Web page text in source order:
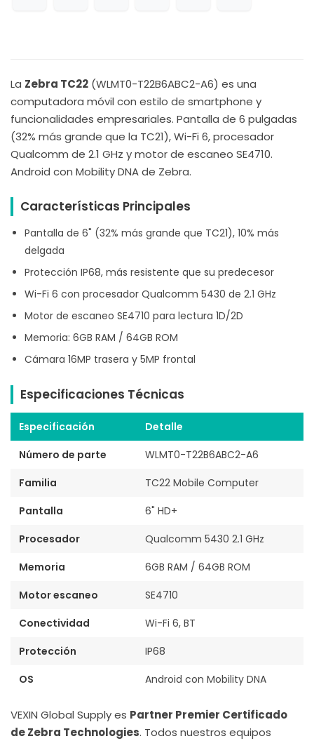
La Zebra TC22 (WLMT0-T22B6ABC2-A6) es una
computadora móvil con estilo de smartphone y
funcionalidades empresariales. Pantalla de 6 pulgadas
(32% más grande que la TC21), Wi-Fi 6, procesador
Qualcomm de 2.1 GHz y motor de escaneo SE4710.
Android con Mobility DNA de Zebra.
Características Principales
Pantalla de 6" (32% más grande que TC21), 10% más
delgada
Protección IP68, más resistente que su predecesor
Wi-Fi 6 con procesador Qualcomm 5430 de 2.1 GHz
Motor de escaneo SE4710 para lectura 1D/2D
Memoria: 6GB RAM / 64GB ROM
Cámara 16MP trasera y 5MP frontal
Especificaciones Técnicas
Especificación
Detalle
Número de parte
WLMT0-T22B6ABC2-A6
Familia
TC22 Mobile Computer
Pantalla
6" HD+
Procesador
Qualcomm 5430 2.1 GHz
Memoria
6GB RAM / 64GB ROM
Motor escaneo
SE4710
Conectividad
Wi-Fi 6, BT
Protección
IP68
OS
Android con Mobility DNA
VEXIN Global Supply es Partner Premier Certificado
de Zebra Technologies. Todos nuestros equipos